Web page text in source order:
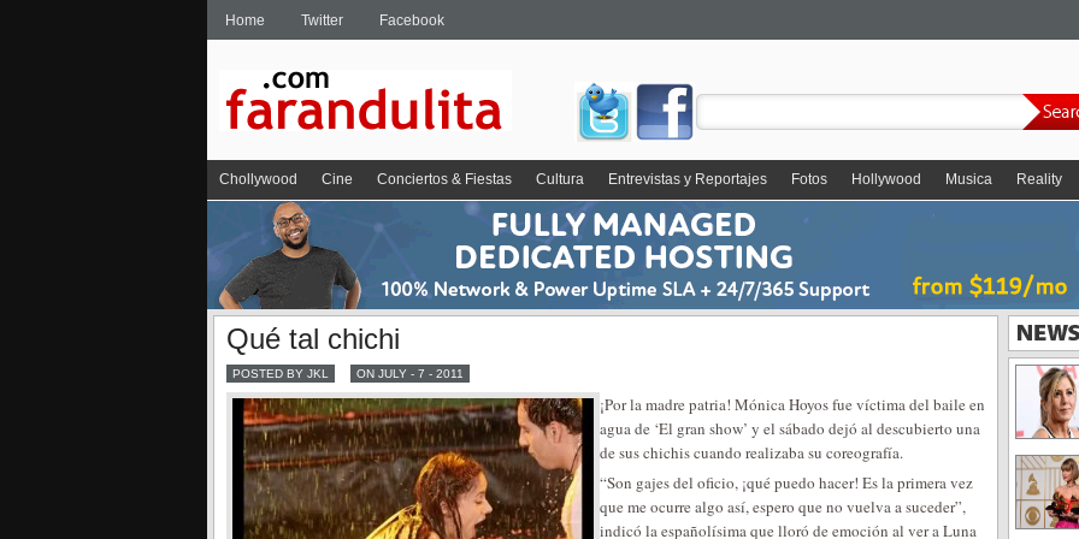
Home Twitter Facebook
Chollywood Cine Conciertos & Fiestas Cultura Entrevistas y Reportajes Fotos Hollywood Musica Reality
Qué tal chichi
POSTED BY JKL ON JULY - 7 - 2011
¡Por la madre patria! Mónica Hoyos fue víctima del baile en
agua de ‘El gran show’ y el sábado dejó al descubierto una
de sus chichis cuando realizaba su coreografía.
“Son gajes del oficio, ¡qué puedo hacer! Es la primera vez
que me ocurre algo así, espero que no vuelva a suceder”,
indicó la españolísima que lloró de emoción al ver a Luna